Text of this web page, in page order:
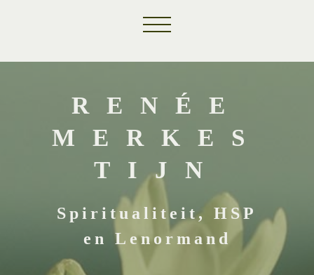
RENÉE
MERKES
TIJN
Spiritualiteit, HSP
en Lenormand